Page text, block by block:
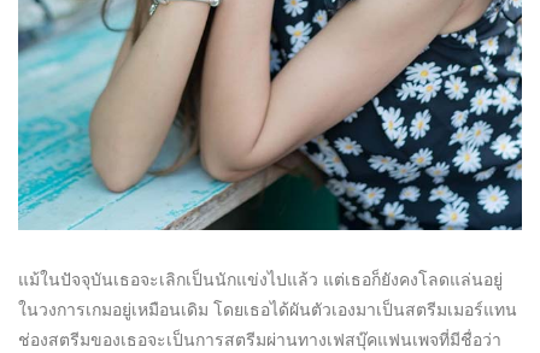
แม้ในปัจจุบันเธอจะเลิกเป็นนักแข่งไปแล้ว แต่เธอก็ยังคงโลดแล่นอยู่
ในวงการเกมอยู่เหมือนเดิม โดยเธอได้ผันตัวเองมาเป็นสตรีมเมอร์แทน
ช่องสตรีมของเธอจะเป็นการสตรีมผ่านทางเฟสบุ๊คแฟนเพจที่มีชื่อว่า